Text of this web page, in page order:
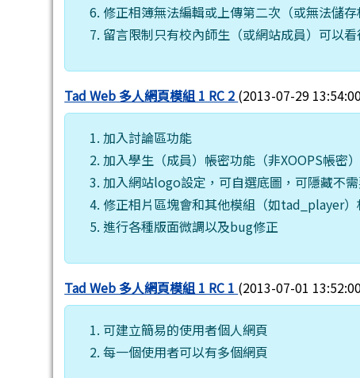
修正相簿無法編輯或上傳第二次（或無法儲
留言限制只有校內師生（或網站成員）可以看
Tad Web 多人網頁模組 1 RC 2 (2013-07-29
加入討論區功能
加入學生（成員）帳密功能（非XOOPS帳密）
加入網站logo設定，可自選底圖，可隱藏不需
修正相片區塊會和其他模組（如tad_player）
進行各種版面微調以及bug修正
Tad Web 多人網頁模組 1 RC 1 (2013-07-01
可建立簡易的使用者個人網頁
每一個使用者可以有多個網頁